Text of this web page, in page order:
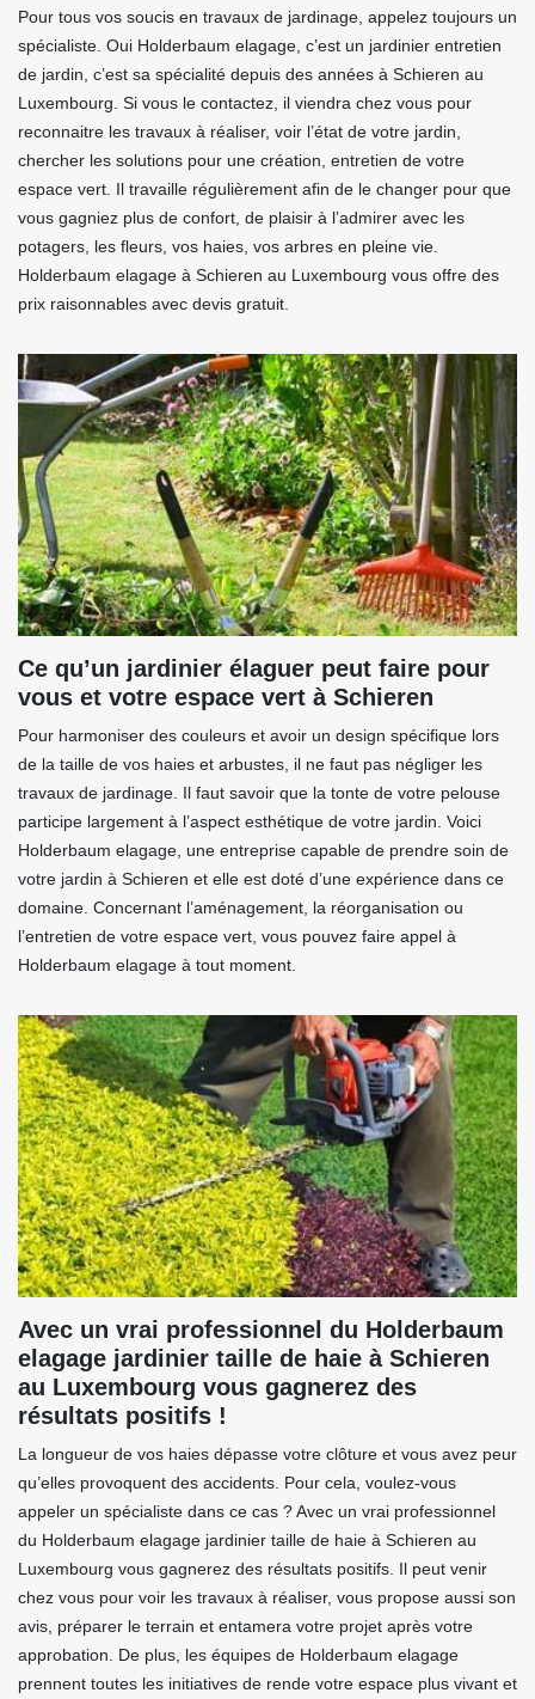
Pour tous vos soucis en travaux de jardinage, appelez toujours un
spécialiste. Oui Holderbaum elagage, c’est un jardinier entretien
de jardin, c’est sa spécialité depuis des années à Schieren au
Luxembourg. Si vous le contactez, il viendra chez vous pour
reconnaitre les travaux à réaliser, voir l’état de votre jardin,
chercher les solutions pour une création, entretien de votre
espace vert. Il travaille régulièrement afin de le changer pour que
vous gagniez plus de confort, de plaisir à l’admirer avec les
potagers, les fleurs, vos haies, vos arbres en pleine vie.
Holderbaum elagage à Schieren au Luxembourg vous offre des
prix raisonnables avec devis gratuit.
Ce qu’un jardinier élaguer peut faire pour
vous et votre espace vert à Schieren
Pour harmoniser des couleurs et avoir un design spécifique lors
de la taille de vos haies et arbustes, il ne faut pas négliger les
travaux de jardinage. Il faut savoir que la tonte de votre pelouse
participe largement à l’aspect esthétique de votre jardin. Voici
Holderbaum elagage, une entreprise capable de prendre soin de
votre jardin à Schieren et elle est doté d’une expérience dans ce
domaine. Concernant l’aménagement, la réorganisation ou
l’entretien de votre espace vert, vous pouvez faire appel à
Holderbaum elagage à tout moment.
Avec un vrai professionnel du Holderbaum
elagage jardinier taille de haie à Schieren
au Luxembourg vous gagnerez des
résultats positifs !
La longueur de vos haies dépasse votre clôture et vous avez peur
qu’elles provoquent des accidents. Pour cela, voulez-vous
appeler un spécialiste dans ce cas ? Avec un vrai professionnel
du Holderbaum elagage jardinier taille de haie à Schieren au
Luxembourg vous gagnerez des résultats positifs. Il peut venir
chez vous pour voir les travaux à réaliser, vous propose aussi son
avis, préparer le terrain et entamera votre projet après votre
approbation. De plus, les équipes de Holderbaum elagage
prennent toutes les initiatives de rende votre espace plus vivant et